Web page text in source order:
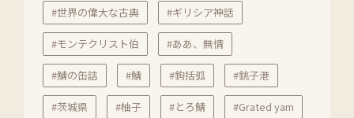
#世界の偉大な古典 #ギリシア神話
#モンテクリスト伯 #ああ、無情
#鯖の缶詰 #鯖 #鉤括弧 #銚子港
#茨城県 #柚子 #とろ鯖 #Grated yam